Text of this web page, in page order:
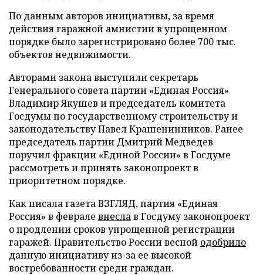
По данным авторов инициативы, за время
действия гаражной амнистии в упрощенном
порядке было зарегистрировано более 700 тыс.
объектов недвижимости.
Авторами закона выступили секретарь
Генерального совета партии «Единая Россия»
Владимир Якушев и председатель комитета
Госдумы по государственному строительству и
законодательству Павел Крашенинников. Ранее
председатель партии Дмитрий Медведев
поручил фракции «Единой России» в Госдуме
рассмотреть и принять законопроект в
приоритетном порядке.
Как писала газета ВЗГЛЯД, партия «Единая
Россия» в феврале внеслав Госдуму законопроект
о продлении сроков упрощенной регистрации
гаражей. Правительство России весной одобрило
данную инициативу из-за ее высокой
востребованности среди граждан.